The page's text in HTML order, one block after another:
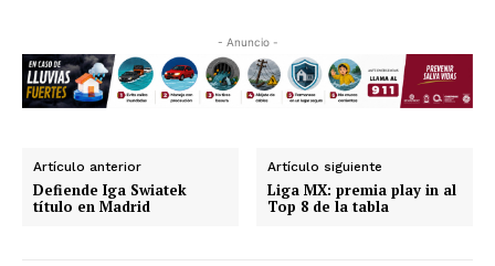
- Anuncio -
Artículo anterior
Defiende Iga Swiatek
título en Madrid
Artículo siguiente
Liga MX: premia play in al
Top 8 de la tabla